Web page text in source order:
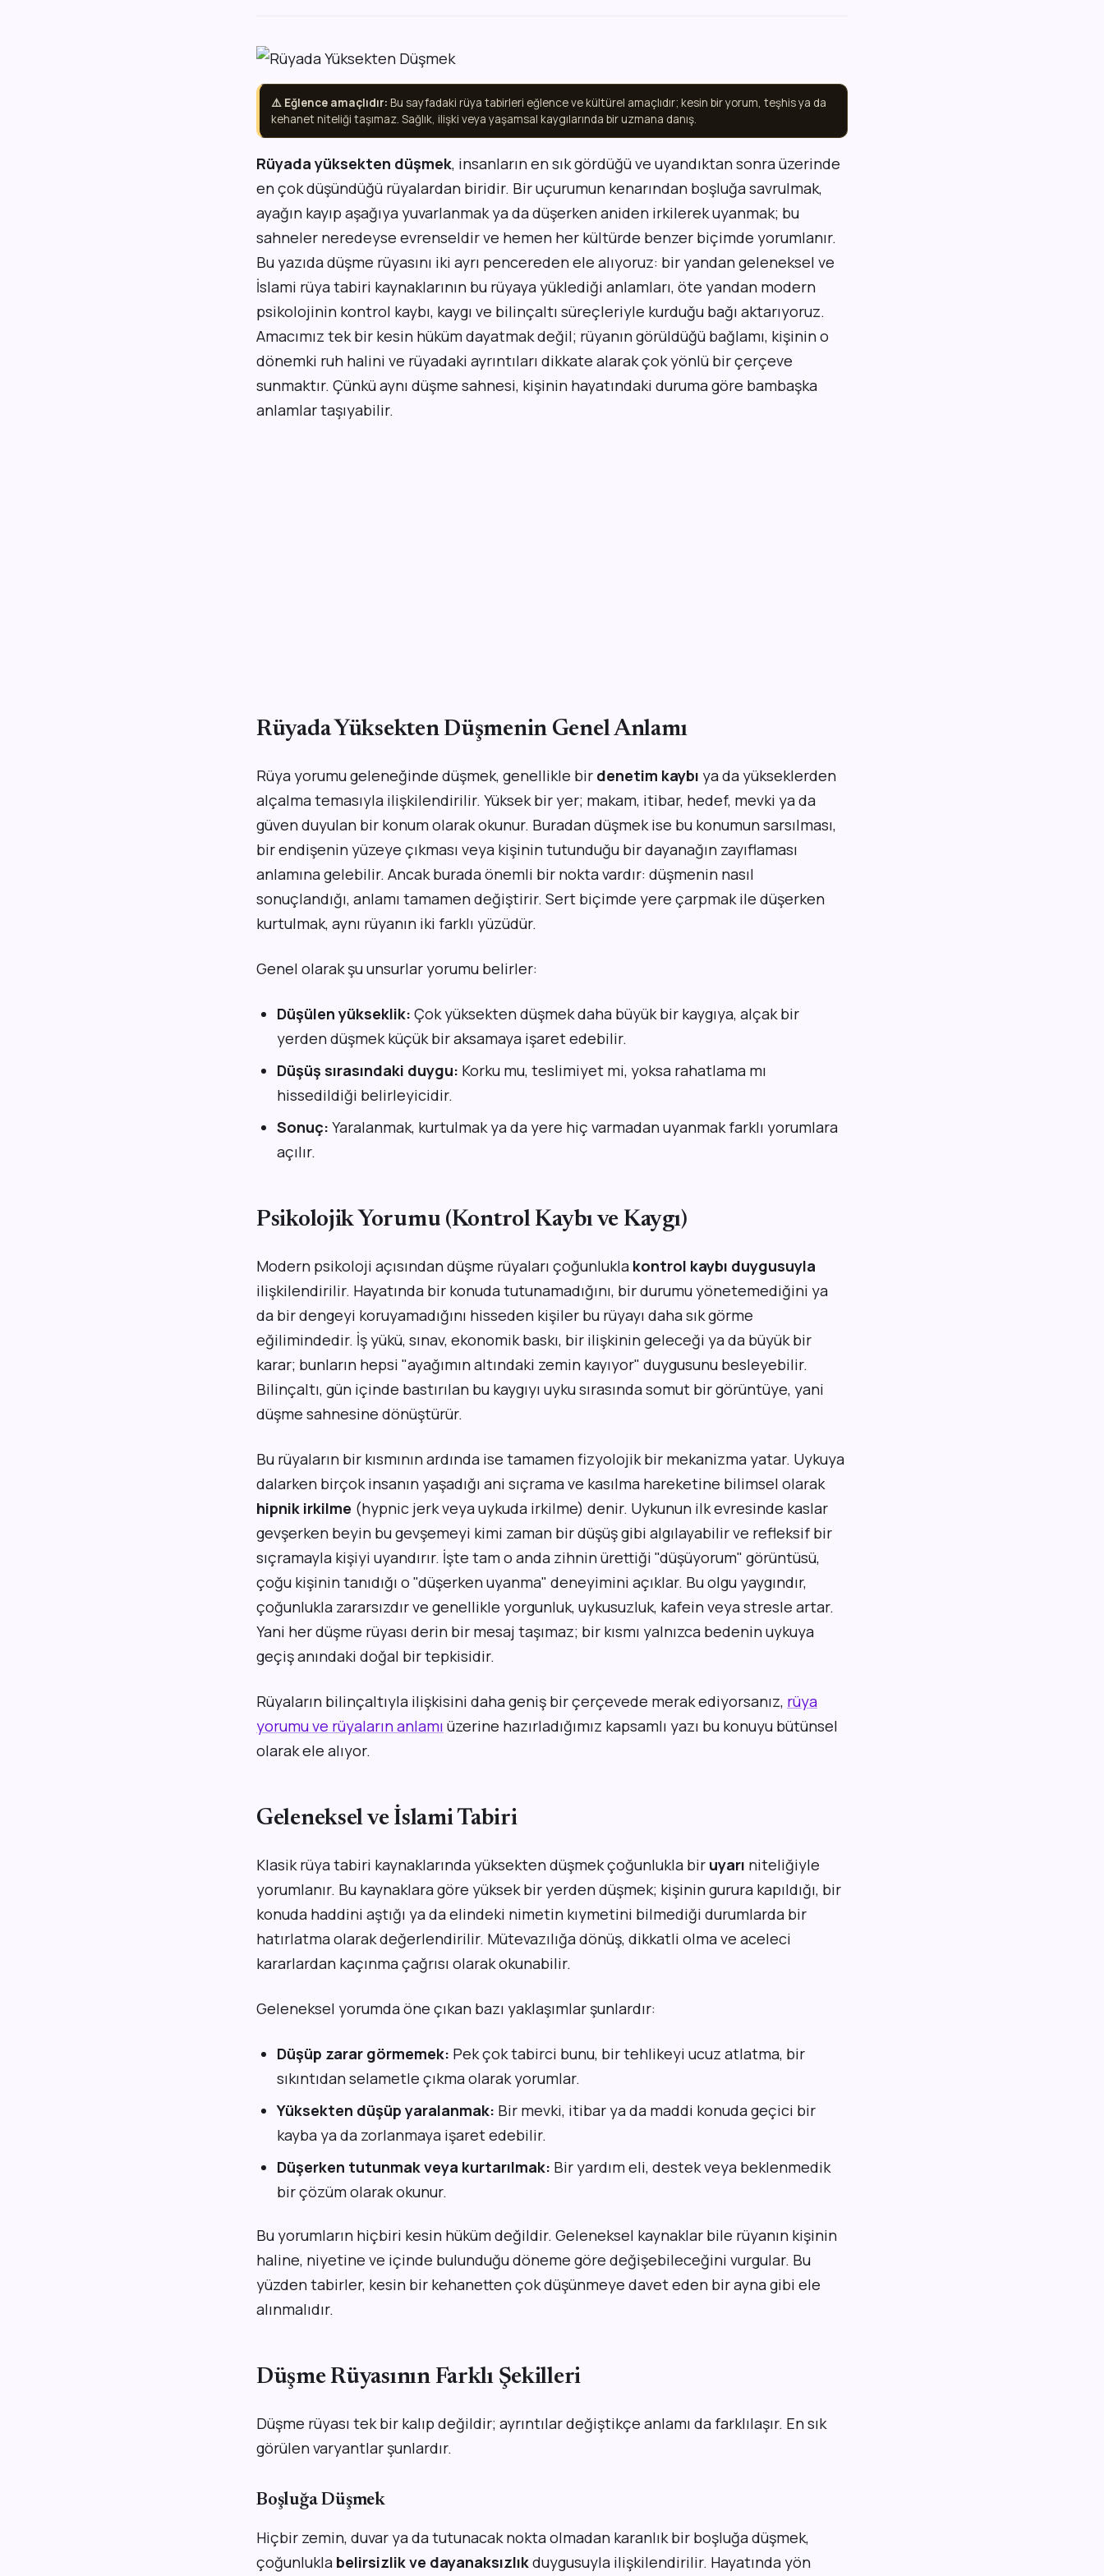
⚠️ Eğlence amaçlıdır: Bu sayfadaki rüya tabirleri eğlence ve kültürel amaçlıdır; kesin bir yorum, teşhis ya da
kehanet niteliği taşımaz. Sağlık, ilişki veya yaşamsal kaygılarında bir uzmana danış.
Rüyada yüksekten düşmek, insanların en sık gördüğü ve uyandıktan sonra üzerinde
en çok düşündüğü rüyalardan biridir. Bir uçurumun kenarından boşluğa savrulmak,
ayağın kayıp aşağıya yuvarlanmak ya da düşerken aniden irkilerek uyanmak; bu
sahneler neredeyse evrenseldir ve hemen her kültürde benzer biçimde yorumlanır.
Bu yazıda düşme rüyasını iki ayrı pencereden ele alıyoruz: bir yandan geleneksel ve
İslami rüya tabiri kaynaklarının bu rüyaya yüklediği anlamları, öte yandan modern
psikolojinin kontrol kaybı, kaygı ve bilinçaltı süreçleriyle kurduğu bağı aktarıyoruz.
Amacımız tek bir kesin hüküm dayatmak değil; rüyanın görüldüğü bağlamı, kişinin o
dönemki ruh halini ve rüyadaki ayrıntıları dikkate alarak çok yönlü bir çerçeve
sunmaktır. Çünkü aynı düşme sahnesi, kişinin hayatındaki duruma göre bambaşka
anlamlar taşıyabilir.
Rüyada Yüksekten Düşmenin Genel Anlamı
Rüya yorumu geleneğinde düşmek, genellikle bir denetim kaybı ya da yükseklerden
alçalma temasıyla ilişkilendirilir. Yüksek bir yer; makam, itibar, hedef, mevki ya da
güven duyulan bir konum olarak okunur. Buradan düşmek ise bu konumun sarsılması,
bir endişenin yüzeye çıkması veya kişinin tutunduğu bir dayanağın zayıflaması
anlamına gelebilir. Ancak burada önemli bir nokta vardır: düşmenin nasıl
sonuçlandığı, anlamı tamamen değiştirir. Sert biçimde yere çarpmak ile düşerken
kurtulmak, aynı rüyanın iki farklı yüzüdür.
Genel olarak şu unsurlar yorumu belirler:
Düşülen yükseklik: Çok yüksekten düşmek daha büyük bir kaygıya, alçak bir
yerden düşmek küçük bir aksamaya işaret edebilir.
Düşüş sırasındaki duygu: Korku mu, teslimiyet mi, yoksa rahatlama mı
hissedildiği belirleyicidir.
Sonuç: Yaralanmak, kurtulmak ya da yere hiç varmadan uyanmak farklı yorumlara
açılır.
Psikolojik Yorumu (Kontrol Kaybı ve Kaygı)
Modern psikoloji açısından düşme rüyaları çoğunlukla kontrol kaybı duygusuyla
ilişkilendirilir. Hayatında bir konuda tutunamadığını, bir durumu yönetemediğini ya
da bir dengeyi koruyamadığını hisseden kişiler bu rüyayı daha sık görme
eğilimindedir. İş yükü, sınav, ekonomik baskı, bir ilişkinin geleceği ya da büyük bir
karar; bunların hepsi "ayağımın altındaki zemin kayıyor" duygusunu besleyebilir.
Bilinçaltı, gün içinde bastırılan bu kaygıyı uyku sırasında somut bir görüntüye, yani
düşme sahnesine dönüştürür.
Bu rüyaların bir kısmının ardında ise tamamen fizyolojik bir mekanizma yatar. Uykuya
dalarken birçok insanın yaşadığı ani sıçrama ve kasılma hareketine bilimsel olarak
hipnik irkilme (hypnic jerk veya uykuda irkilme) denir. Uykunun ilk evresinde kaslar
gevşerken beyin bu gevşemeyi kimi zaman bir düşüş gibi algılayabilir ve refleksif bir
sıçramayla kişiyi uyandırır. İşte tam o anda zihnin ürettiği "düşüyorum" görüntüsü,
çoğu kişinin tanıdığı o "düşerken uyanma" deneyimini açıklar. Bu olgu yaygındır,
çoğunlukla zararsızdır ve genellikle yorgunluk, uykusuzluk, kafein veya stresle artar.
Yani her düşme rüyası derin bir mesaj taşımaz; bir kısmı yalnızca bedenin uykuya
geçiş anındaki doğal bir tepkisidir.
Rüyaların bilinçaltıyla ilişkisini daha geniş bir çerçevede merak ediyorsanız, rüya
yorumu ve rüyaların anlamı üzerine hazırladığımız kapsamlı yazı bu konuyu bütünsel
olarak ele alıyor.
Geleneksel ve İslami Tabiri
Klasik rüya tabiri kaynaklarında yüksekten düşmek çoğunlukla bir uyarı niteliğiyle
yorumlanır. Bu kaynaklara göre yüksek bir yerden düşmek; kişinin gurura kapıldığı, bir
konuda haddini aştığı ya da elindeki nimetin kıymetini bilmediği durumlarda bir
hatırlatma olarak değerlendirilir. Mütevazılığa dönüş, dikkatli olma ve aceleci
kararlardan kaçınma çağrısı olarak okunabilir.
Geleneksel yorumda öne çıkan bazı yaklaşımlar şunlardır:
Düşüp zarar görmemek: Pek çok tabirci bunu, bir tehlikeyi ucuz atlatma, bir
sıkıntıdan selametle çıkma olarak yorumlar.
Yüksekten düşüp yaralanmak: Bir mevki, itibar ya da maddi konuda geçici bir
kayba ya da zorlanmaya işaret edebilir.
Düşerken tutunmak veya kurtarılmak: Bir yardım eli, destek veya beklenmedik
bir çözüm olarak okunur.
Bu yorumların hiçbiri kesin hüküm değildir. Geleneksel kaynaklar bile rüyanın kişinin
haline, niyetine ve içinde bulunduğu döneme göre değişebileceğini vurgular. Bu
yüzden tabirler, kesin bir kehanetten çok düşünmeye davet eden bir ayna gibi ele
alınmalıdır.
Düşme Rüyasının Farklı Şekilleri
Düşme rüyası tek bir kalıp değildir; ayrıntılar değiştikçe anlamı da farklılaşır. En sık
görülen varyantlar şunlardır.
Boşluğa Düşmek
Hiçbir zemin, duvar ya da tutunacak nokta olmadan karanlık bir boşluğa düşmek,
çoğunlukla belirsizlik ve dayanaksızlıkduygusuyla ilişkilendirilir. Hayatında yön